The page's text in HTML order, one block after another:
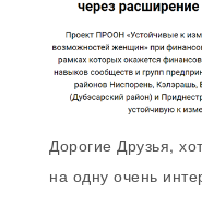
Дорогие Друзья,
на одну очень